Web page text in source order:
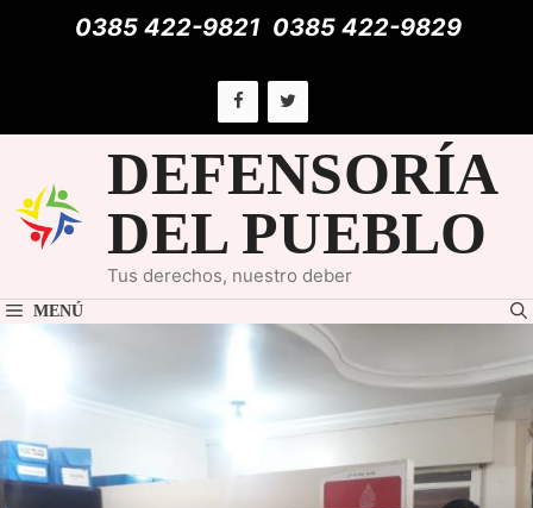
0385 422-9821 0385 422-9829
DEFENSORÍA
DEL PUEBLO
Tus derechos, nuestro deber
MENÚ